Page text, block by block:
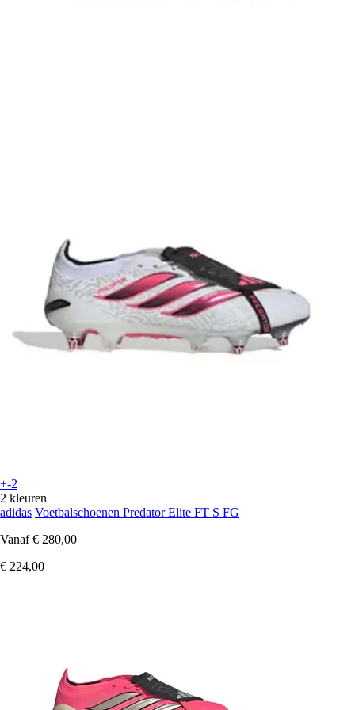
+-2
2 kleuren
adidas Voetbalschoenen Predator Elite FT S FG
Vanaf € 280,00
€ 224,00